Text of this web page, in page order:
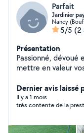
Parfait
Jardinier
Nancy
5/5 (2
Présentation
Passionné, dévoué
mettre en valeur
Taille de haies
d'arbustes
potagers avec
reproductibles)
Dernier avis laissé
Il y a 1 mois
très contente de la